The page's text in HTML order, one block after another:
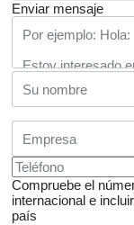
Enviar mensaje
Compruebe el
internacional e
país